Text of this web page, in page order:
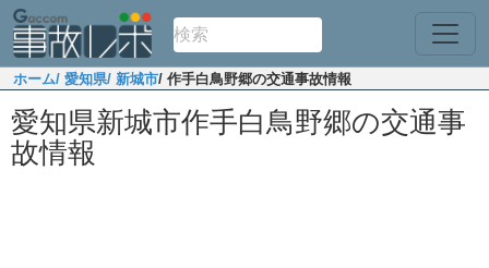
ホーム/ 愛知県/ 新城市/ 作手白鳥野郷の交通事故情報
愛知県新城市作手白鳥野郷の交通事
故情報